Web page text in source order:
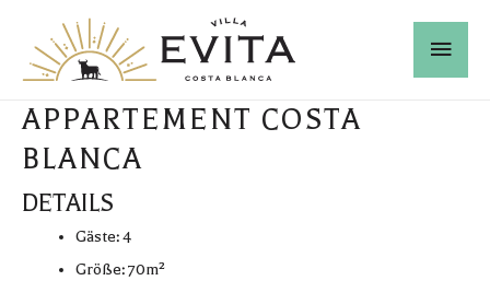
APPARTEMENT COSTA
BLANCA
DETAILS
Gäste:4
Größe:70m²